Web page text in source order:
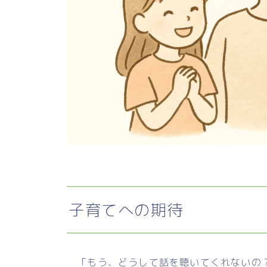
子育てへの期待
「もう、どうして話を聴いてくれないの